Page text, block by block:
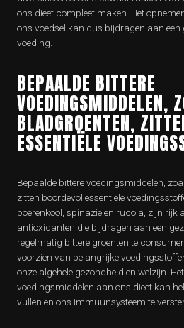
ons dieet compleet maken. Het
ons voedsel kan dus bijdragen aan een
voeding.
BEPAALDE BITTERE
VOEDINGSMIDDELEN,
BLADGROENTEN,
ESSENTIËLE
Bepaalde bittere voedingsmiddelen,
zitten boordevol essentiële
boerenkool, spinazie en rucola, zijn rijk
antioxidanten die bijdragen aan een
regelmatig bittere groenten te
voorzien van belangrijke
onze algehele gezondheid en welzijn.
voedingsmiddelen aan ons dieet kan
vullen en ons immuunsysteem te